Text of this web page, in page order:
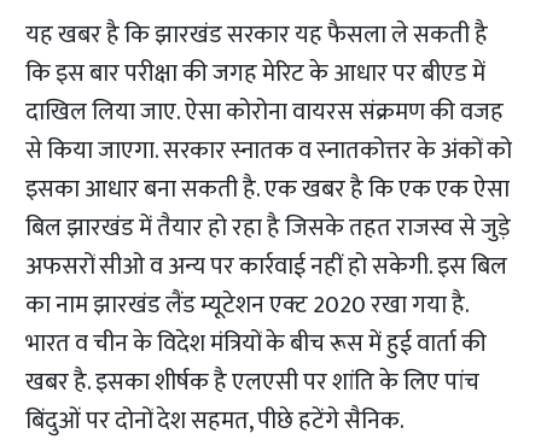
यह खबर है कि झारखंड सरकार यह फैसला ले सकती है
कि इस बार परीक्षा की जगह मेरिट के आधार पर बीएड में
दाखिल लिया जाए. ऐसा कोरोना वायरस संक्रमण की वजह
से किया जाएगा. सरकार स्नातक व स्नातकोत्तर के अंकों को
इसका आधार बना सकती है. एक खबर है कि एक एक ऐसा
बिल झारखंड में तैयार हो रहा है जिसके तहत राजस्व से जुड़े
अफसरों सीओ व अन्य पर कार्रवाई नहीं हो सकेगी. इस बिल
का नाम झारखंड लैंड म्यूटेशन एक्ट 2020 रखा गया है.
भारत व चीन के विदेश मंत्रियों के बीच रूस में हुई वार्ता की
खबर है. इसका शीर्षक है एलएसी पर शांति के लिए पांच
बिंदुओं पर दोनों देश सहमत, पीछे हटेंगे सैनिक.